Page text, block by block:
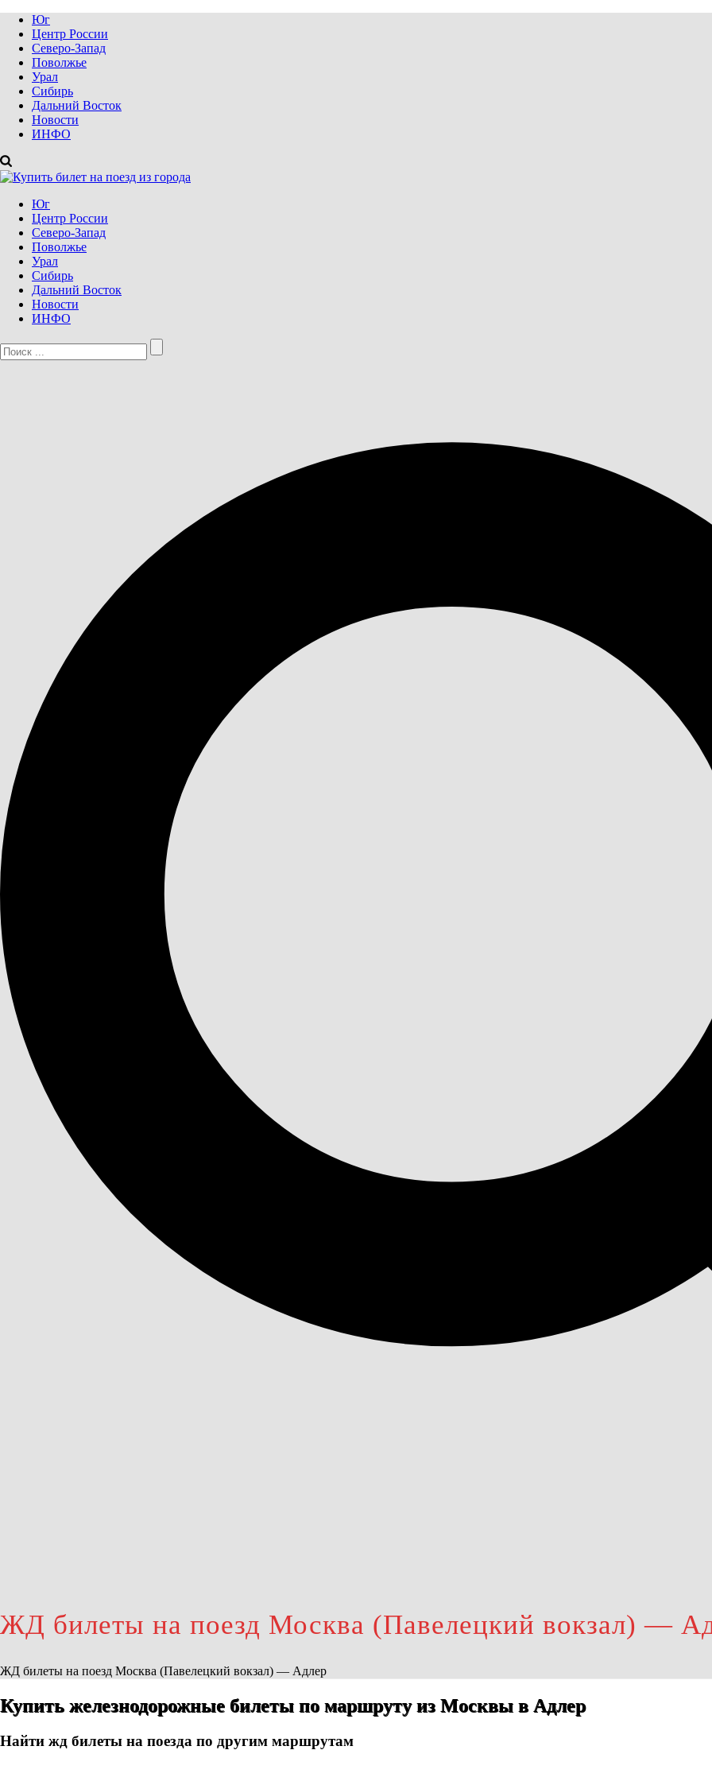
Юг
Центр России
Северо-Запад
Поволжье
Урал
Сибирь
Дальний Восток
Новости
ИНФО
Юг
Центр России
Северо-Запад
Поволжье
Урал
Сибирь
Дальний Восток
Новости
ИНФО
ЖД билеты на поезд Москва (Павелецкий вокзал) —
ЖД билеты на поезд Москва (Павелецкий вокзал) — Адлер
Купить железнодорожные билеты по маршруту из Москвы в Адлер
Найти жд билеты на поезда по другим маршрутам